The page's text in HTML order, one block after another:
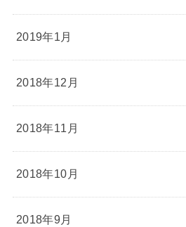
2019年1月
2018年12月
2018年11月
2018年10月
2018年9月